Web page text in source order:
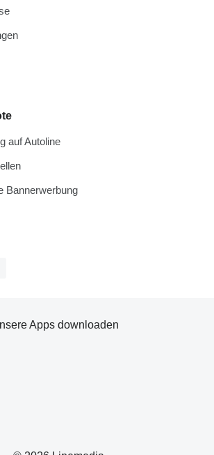
auf Autoline
Bannerwerbung
Apps downloaden